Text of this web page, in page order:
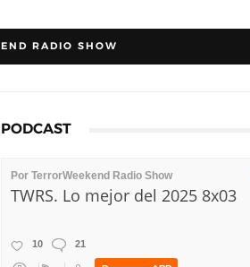
RADIO SHOW
PODCAST